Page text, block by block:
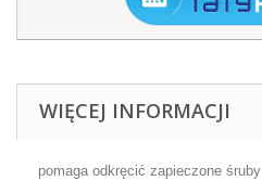
WIĘCEJ INFORMACJI
pomaga odkręcić zapieczone śruby